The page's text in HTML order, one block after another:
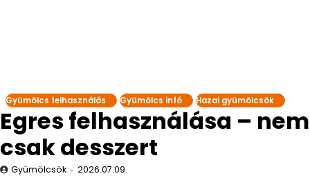
Gyümölcs felhasználás Gyümölcs infó Hazai gyümölcsök
Egres felhasználása – nem
csak desszert
Gyümölcsök 2026.07.09.